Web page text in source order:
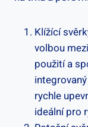
Klížící
volbou
použití a
rychle
ideální pro